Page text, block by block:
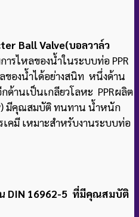
Ball Valve(บอลวาล์ว
รไหลของน้ำในระบบท่อ PPR
ของน้ำได้อย่างสนิท หนึ่งด้าน
ด้านเป็นเกลียวโลหะ PPRผลิต
มีคุณสมบัติ ทนทาน น้ำหนัก
คมี เหมาะสำหรับงานระบบท่อ
DIN 16962-5 ที่มีคุณสมบัติ